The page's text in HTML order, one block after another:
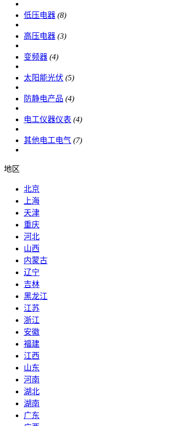
低压电器 (8)
高压电器 (3)
变频器 (4)
太阳能光伏 (5)
防静电产品 (4)
电工仪器仪表 (4)
其他电工电气 (7)
地区
北京
上海
天津
重庆
河北
山西
内蒙古
辽宁
吉林
黑龙江
江苏
浙江
安徽
福建
江西
山东
河南
湖北
湖南
广东